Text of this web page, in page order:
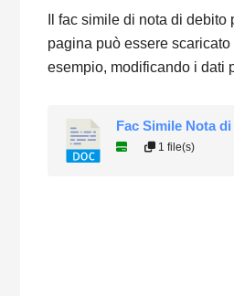
Il fac simile di nota di
pagina può essere
esempio, modificando i dati
Fac Simile Nota
1 file(s)